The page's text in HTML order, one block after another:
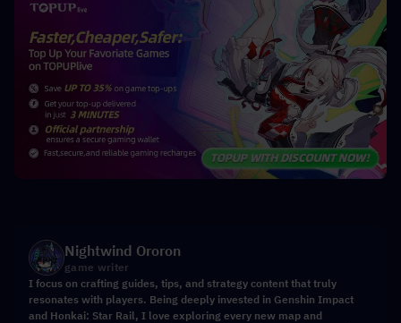
Nightwind Ororon
game writer
I focus on crafting guides, tips, and strategy content that truly
resonates with players. Being deeply invested in Genshin Impact
and Honkai: Star Rail, I love exploring every new map and